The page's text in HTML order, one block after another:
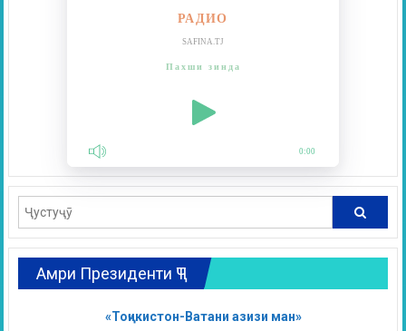
РАДИО
SAFINA.TJ
Пахши зинда
0:00
Амри Президенти ҶТ
«Тоҷикистон-Ватани азизи ман»